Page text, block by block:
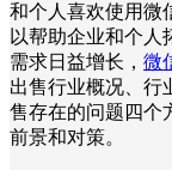
和个人喜欢使用微
以帮助企业和个人
需求日益增长， 微
出售行业概况、行
售存在的问题四个
前景和对策。